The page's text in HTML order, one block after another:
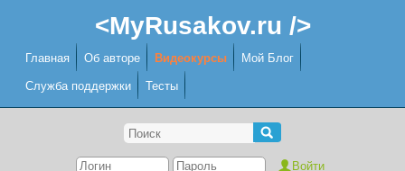
<MyRusakov.ru />
Главная Об авторе Видеокурсы Мой Блог
Служба поддержки Тесты